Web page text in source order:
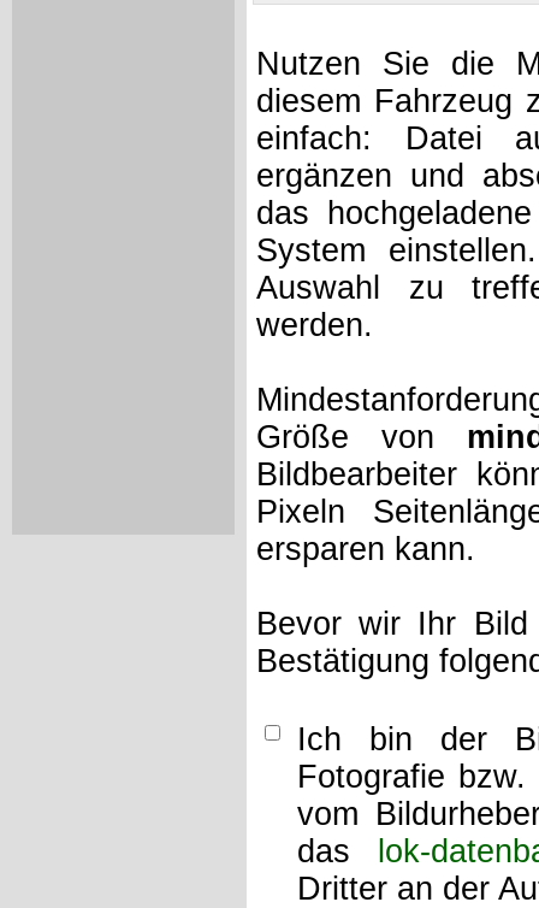
Nutzen Sie die
diesem Fahrzeug
einfach: Datei
ergänzen und
das
System
Auswahl zu
werden.
Größe von
Bildbearbeiter
Pixeln
ersparen kann.
Bevor wir Ihr
Bestätigung
Ich bin der
Fotografie
vom
das
lok-
Dritter an der